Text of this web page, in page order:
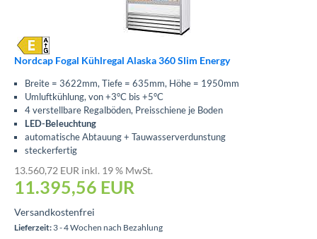
Nordcap Fogal Kühlregal Alaska 360 Slim Energy
Breite = 3622mm, Tiefe = 635mm, Höhe = 1950mm
Umluftkühlung, von +3°C bis +5°C
4 verstellbare Regalböden, Preisschiene je Boden
LED-Beleuchtung
automatische Abtauung + Tauwasserverdunstung
steckerfertig
13.560,72 EUR inkl. 19 % MwSt.
11.395,56 EUR
Versandkostenfrei
Lieferzeit: 3 - 4 Wochen nach Bezahlung